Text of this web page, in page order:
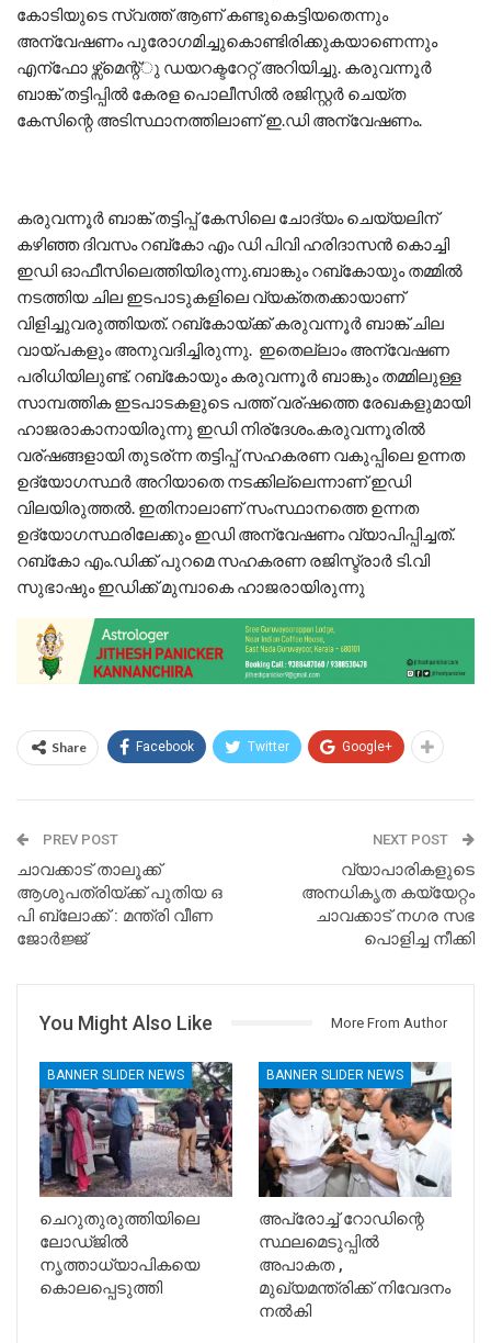
കോടിയുടെ സ്വത്ത് ആണ് കണ്ടുകെട്ടിയതെന്നും
അന്വേഷണം പുരോഗമിച്ചുകൊണ്ടിരിക്കുകയാണെന്നും
എന്ഫോ ഴ്സ്മെന്റ്ു ഡയറക്ടറേറ്റ് അറിയിച്ചു. കരുവന്നൂര്‍
ബാങ്ക് തട്ടിപ്പില്‍ കേരള പൊലീസില്‍ രജിസ്റ്റര്‍ ചെയ്ത
കേസിന്റെ അടിസ്ഥാനത്തിലാണ് ഇ.ഡി അന്വേഷണം.
കരുവന്നൂർ ബാങ്ക് തട്ടിപ്പ് കേസിലെ ചോദ്യം ചെയ്യലിന്
കഴിഞ്ഞ ദിവസം റബ്കോ എം ഡി പിവി ഹരിദാസൻ കൊച്ചി
ഇഡി ഓഫീസിലെത്തിയിരുന്നു.ബാങ്കും റബ്കോയും തമ്മിൽ
നടത്തിയ ചില ഇടപാടുകളിലെ വ്യക്തതക്കായാണ്
വിളിച്ചുവരുത്തിയത്. റബ്കോയ്ക്ക് കരുവന്നൂർ ബാങ്ക് ചില
വായ്പകളും അനുവദിച്ചിരുന്നു. ഇതെല്ലാം അന്വേഷണ
പരിധിയിലുണ്ട്. റബ്കോയും കരുവന്നൂര്‍ ബാങ്കും തമ്മിലുള്ള
സാമ്പത്തിക ഇടപാടകളുടെ പത്ത് വര്ഷത്തെ രേഖകളുമായി
ഹാജരാകാനായിരുന്നു ഇഡി നിര്ദേശം.കരുവന്നൂരില്‍
വര്ഷങ്ങളായി തുടര്ന്ന തട്ടിപ്പ് സഹകരണ വകുപ്പിലെ ഉന്നത
ഉദ്യോഗസ്ഥര്‍ അറിയാതെ നടക്കില്ലെന്നാണ് ഇഡി
വിലയിരുത്തല്‍. ഇതിനാലാണ് സംസ്ഥാനത്തെ ഉന്നത
ഉദ്യോഗസ്ഥരിലേക്കും ഇഡി അന്വേഷണം വ്യാപിപ്പിച്ചത്.
റബ്കോ എം.ഡിക്ക് പുറമെ സഹകരണ രജിസ്ട്രാര്‍ ടി.വി
സുഭാഷും ഇ‍‍ഡിക്ക് മുമ്പാകെ ഹാജരായിരുന്നു
Share Facebook Twitter Google+
PREV POST
ചാവക്കാട് താലൂക്ക്
ആശുപത്രിയ്ക്ക് പുതിയ ഒ
പി ബ്ലോക്ക് : മന്ത്രി വീണ
ജോർജ്ജ്
NEXT POST
വ്യാപാരികളുടെ
അനധികൃത കയ്യേറ്റം
ചാവക്കാട് നഗര സഭ
പൊളിച്ച നീക്കി
You Might Also Like More From Author
BANNER SLIDER NEWS
ചെറുതുരുത്തിയിലെ
ലോഡ്ജിൽ
നൃത്താധ്യാപികയെ
കൊലപ്പെടുത്തി
BANNER SLIDER NEWS
അപ്രോച്ച് റോഡിന്റെ
സ്ഥലമെടുപ്പിൽ
അപാകത ,
മുഖ്യമന്ത്രിക്ക് നിവേദനം
നൽകി